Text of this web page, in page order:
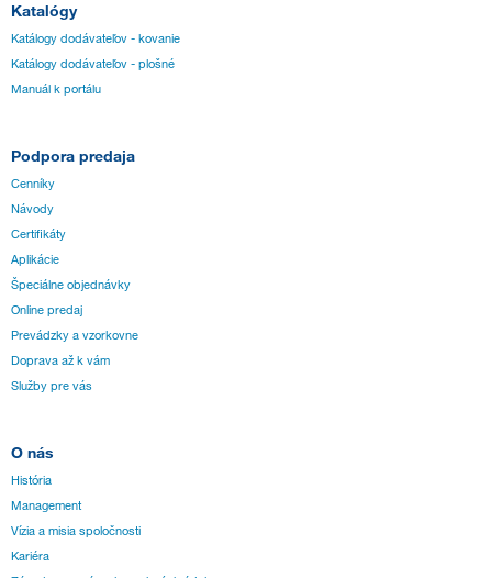
Katalógy
Katálogy dodávateľov - kovanie
Katálogy dodávateľov - plošné
Manuál k portálu
Podpora predaja
Cenníky
Návody
Certifikáty
Aplikácie
Špeciálne objednávky
Online predaj
Prevádzky a vzorkovne
Doprava až k vám
Služby pre vás
O nás
História
Management
Vízia a misia spoločnosti
Kariéra